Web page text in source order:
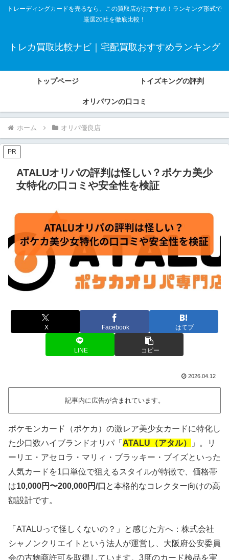
トレーディングカードを売るなら、この買取店がおすすめ！ランキング形式で
厳選20社を徹底比較！
トレカ買取比較ナビ｜宅配買取おすすめランキング
トップページ トイズキングの評判
オリパワンの口コミ
ホーム オリパ優良店
PR
ATALUオリパの評判は怪しい？ポケカ美少
女特化の口コミや安全性を検証
X Facebook はてブ
LINE コピー
2026.04.12
記事内に広告が含まれています。
ポケモンカード（ポケカ）の激レア美少女カードに特化し
た少口数ハイブランドオリパ「 ATALU（アタル）
」。リ
ーリエ・アセロラ・マリィ・ブラッキー・ブイズといった
人気カードを1口単位で狙えるスタイルが特徴で、価格帯
は10,000円〜200,000円/口 と本格的なコレクター向けの高
額設計です。
「ATALUって怪しくないの？」と感じた方へ：株式会社
シャノンクリエイトという法人が運営し、大阪府公安委員
会の古物商許可を取得しています。3度のカード検品を実